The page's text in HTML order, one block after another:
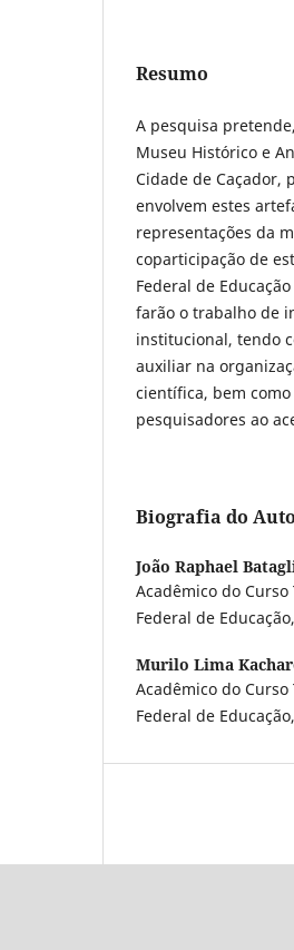
Resumo
A pesquisa
Museu Histórico e
Cidade de Caçador,
envolvem estes
representações da
coparticipação de
Federal de
farão o trabalho de
institucional, tendo
auxiliar na
científica, bem
pesquisadores ao
Biografia do
João Raphael
Acadêmico do
Federal de
Murilo Lima
Acadêmico do
Federal de